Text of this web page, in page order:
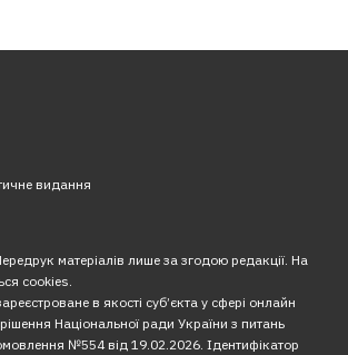
видання
матеріалів лише за згодою редакції. На
cookies.
в якості суб’єкта у сфері онлайн
Національної ради України з питань
№554 від 19.02.2026. Ідентифікатор